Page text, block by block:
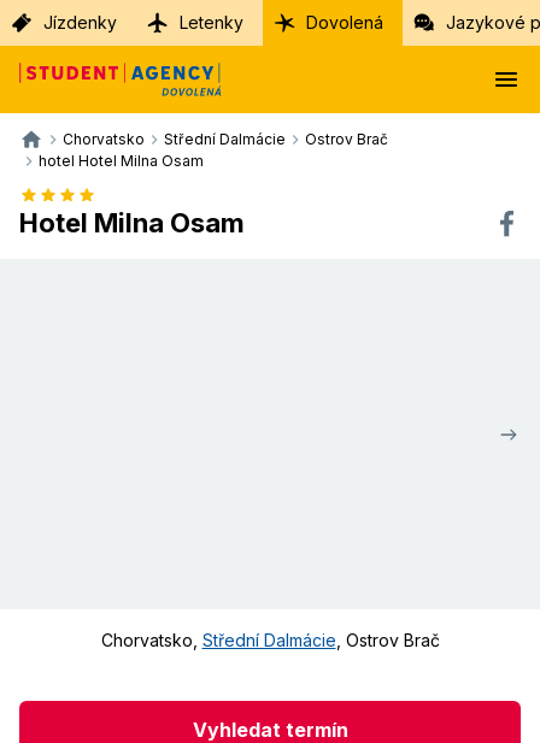
Jízdenky Letenky Dovolená Jazykové
Chorvatsko Střední Dalmácie
Ostrov Brač
hotel Hotel Milna Osam
Hotel Milna Osam
Chorvatsko Střední Dalmácie Ostrov Brač
Vyhledat termín